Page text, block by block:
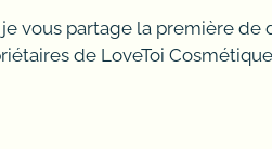
vous partage la première
de LoveToi